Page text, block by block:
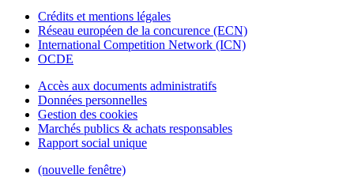
Crédits et mentions légales
Réseau européen de la concurence (ECN)
International Competition Network (ICN)
OCDE
Accès aux documents administratifs
Données personnelles
Gestion des cookies
Marchés publics & achats responsables
Rapport social unique
(nouvelle fenêtre)